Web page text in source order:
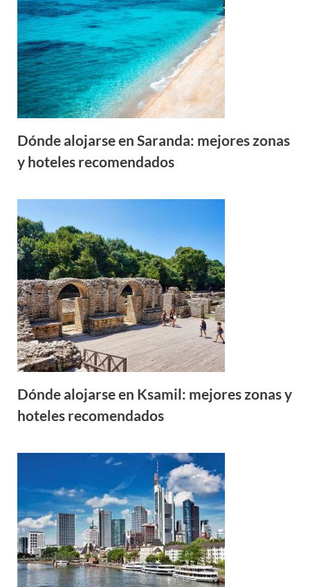
Dónde alojarse en Saranda: mejores zonas
y hoteles recomendados
Dónde alojarse en Ksamil: mejores zonas y
hoteles recomendados